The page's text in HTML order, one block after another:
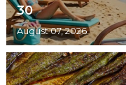
30
August 07, 2026